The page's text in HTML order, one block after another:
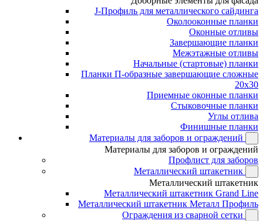
J-Профиль для металлического сайдинга
Околооконные планки
Оконные отливы
Завершающие планки
Межэтажные отливы
Начальные (стартовые) планки
Планки П-образные завершающие сложные
20x30
Приемные оконные планки
Стыковочные планки
Углы отлива
Финишные планки
Материалы для заборов и ограждений
Материалы для заборов и ограждений
Профлист для заборов
Металлический штакетник
Металлический штакетник
Металлический штакетник Grand Line
Металлический штакетник Металл Профиль
Ограждения из сварной сетки